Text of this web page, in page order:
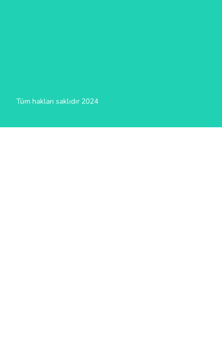
Tüm hakları saklıdır 2024